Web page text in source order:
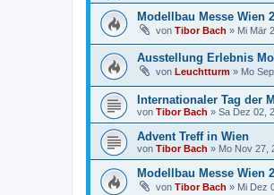
Modellbau Messe Wien
von Tibor Bach » Mi Mär
Ausstellung Erlebnis
von Leuchtturm » Mo
Internationaler Tag der
von Tibor Bach » Sa Dez 02,
Advent Treff in Wien
von Tibor Bach » Mo Nov 27,
Modellbau Messe Wien
von Tibor Bach » Mi Dez